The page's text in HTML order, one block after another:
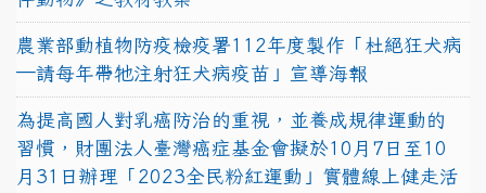
農業部動植物防疫檢疫署112年度製作「杜絕狂犬病
—請每年帶牠注射狂犬病疫苗」宣導海報
為提高國人對乳癌防治的重視，並養成規律運動的
習慣，財團法人臺灣癌症基金會擬於10月7日至10
月31日辦理「2023全民粉紅運動」實體線上健走活